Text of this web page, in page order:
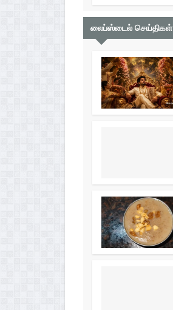
லைப்ஸ்டைல் செய்திகள்